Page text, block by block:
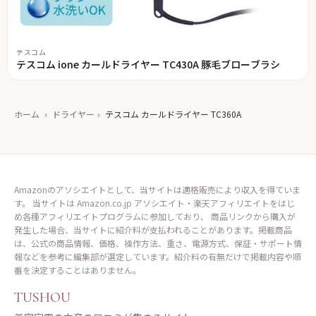
テスコム
テスコム ione カールドライヤー TC430A 豚毛ブローブラシ
ホーム › ドライヤー › テスコム カールドライヤー TC360A
Amazonのアソシエイトとして、当サイトは適格販売により収入を得ていま
す。 当サイトは Amazon.co.jp アソシエイト・楽天アフィリエイトをはじ
め各種アフィリエイトプログラムに参加しており、 商品リンクから購入が
発生した場合、当サイトに紹介料が支払われることがあります。掲載商品
は、公式の商品情報、価格、操作方法、重さ、電源方式、保証・サポート情
報などを参考に編集部が選定しています。紹介料の有無だけで掲載内容や順
番を決定することはありません。
TUSHOU